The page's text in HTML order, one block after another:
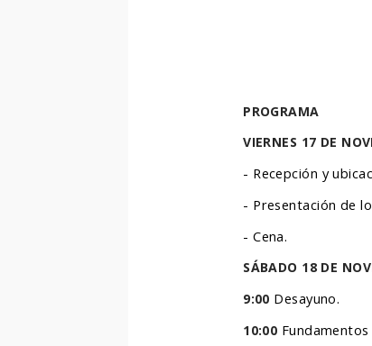
PROGRAMA
VIERNES 17 DE
- Recepción y
- Presentación de
- Cena.
SÁBADO 18 DE
9:00 Desayuno.
10:00